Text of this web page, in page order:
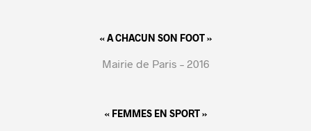
« A CHACUN SON FOOT »
Mairie de Paris – 2016
« FEMMES EN SPORT »